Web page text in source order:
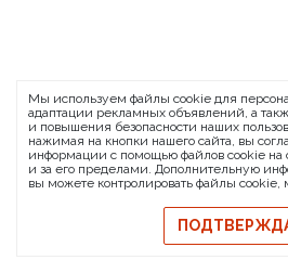
Мы используем файлы cookie для
адаптации рекламных объявлений, а
и повышения безопасности наших
нажимая на кнопки нашего сайта, вы
информации с помощью файлов cookie
и за его пределами. Дополнительную
вы можете контролировать файлы cookie,